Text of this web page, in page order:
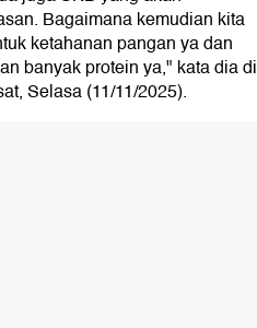
Bagaimana kemudian kita
ketahanan pangan ya dan
banyak protein ya," kata dia di
Selasa (11/11/2025).